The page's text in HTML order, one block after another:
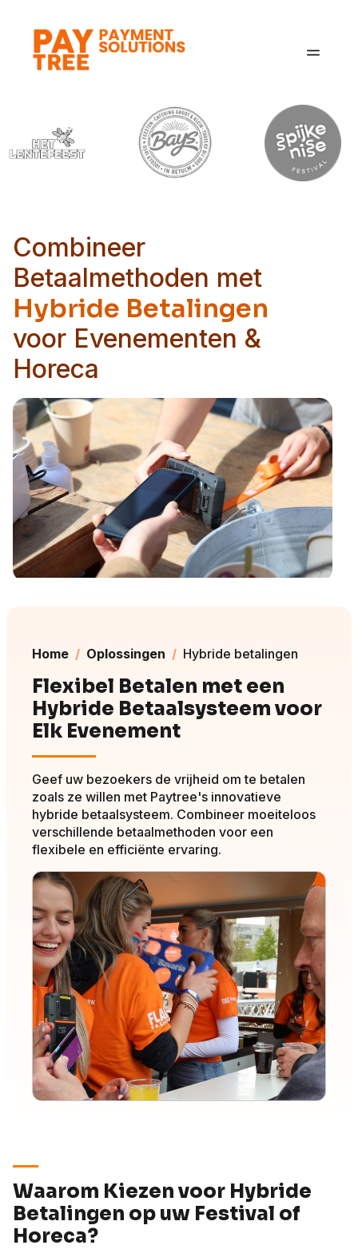
Sectoren
Over ons
Combineer
Betaalmethoden met
Hybride Betalingen
voor Evenementen &
Horeca
Home Oplossingen Hybride betalingen
Flexibel Betalen met een
Hybride Betaalsysteem voor
Elk Evenement
Geef uw bezoekers de vrijheid om te betalen
zoals ze willen met Paytree's innovatieve
hybride betaalsysteem. Combineer moeiteloos
verschillende betaalmethoden voor een
flexibele en efficiënte ervaring.
Waarom Kiezen voor Hybride
Betalingen op uw Festival of
Horeca?